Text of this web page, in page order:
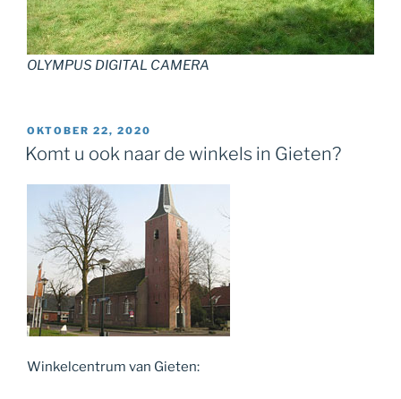
OLYMPUS DIGITAL CAMERA
GEPLAATST
OP
OKTOBER 22, 2020
Komt u ook naar de winkels in Gieten?
Winkelcentrum van Gieten: